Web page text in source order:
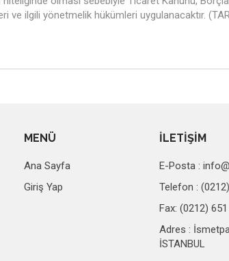
ve ilgili yönetmelik hükümleri uygulanacaktır.
MENÜ
Ana Sayfa
Giriş Yap
İLETİŞİM
E-Posta :
Telefon :
Fax: (0212)
Adres :
İSTANBUL